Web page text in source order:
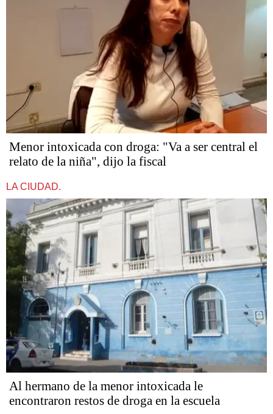
Menor intoxicada con droga: "Va a ser central el
relato de la niña", dijo la fiscal
LA CIUDAD.
Al hermano de la menor intoxicada le
encontraron restos de droga en la escuela